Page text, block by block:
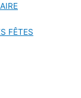
FÊTES